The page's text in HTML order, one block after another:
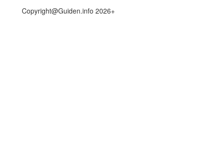
Copyright@Guiden.info 2026+